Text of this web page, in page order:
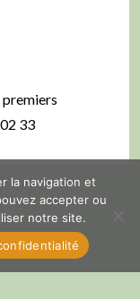
premiers
33
la navigation et
accepter ou
notre site.